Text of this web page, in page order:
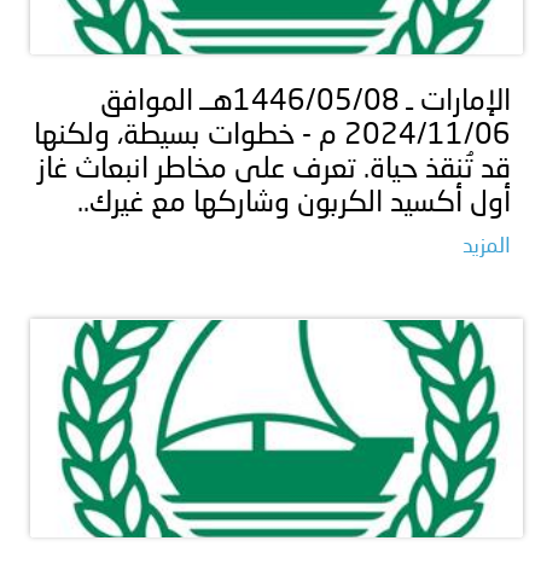
الإمارات ـ 1446/05/08هــ الموافق
2024/11/06 م - خطوات بسيطة، ولكنها
قد تُنقذ حياة. تعرف على مخاطر انبعاث غاز
أول أكسيد الكربون وشاركها مع غيرك..
المزيد